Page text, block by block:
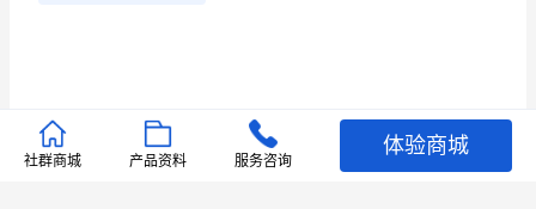
推荐文章
社群商城 产品资料 服务咨询
体验商城